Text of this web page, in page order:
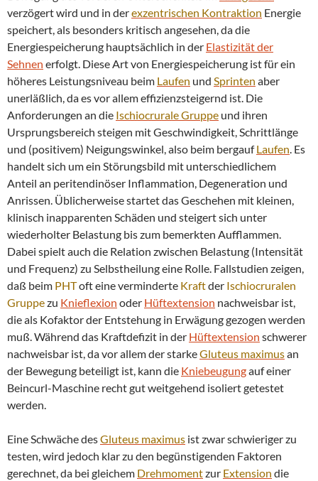
verzögert wird und in derexzentrischen Kontraktion Energie
speichert, als besonders kritisch angesehen, da die
Energiespeicherung hauptsächlich in der Elastizität der
Sehnen erfolgt. Diese Art von Energiespeicherung ist für ein
höheres Leistungsniveau beim Laufen und Sprinten aber
unerläßlich, da es vor allem effizienzsteigernd ist. Die
Anforderungen an die Ischiocrurale Gruppe und ihren
Ursprungsbereich steigen mit Geschwindigkeit, Schrittlänge
und (positivem) Neigungswinkel, also beim bergaufLaufen. Es
handelt sich um ein Störungsbild mit unterschiedlichem
Anteil an peritendinöser Inflammation, Degeneration und
Anrissen. Üblicherweise startet das Geschehen mit kleinen,
klinisch inapparenten Schäden und steigert sich unter
wiederholter Belastung bis zum bemerkten Aufflammen.
Dabei spielt auch die Relation zwischen Belastung (Intensität
und Frequenz) zu Selbstheilung eine Rolle. Fallstudien zeigen,
daß beim PHToft eine verminderte Kraftder Ischiocruralen
Gruppezu Knieflexion oder Hüftextension nachweisbar ist,
die als Kofaktor der Entstehung in Erwägung gezogen werden
muß. Während das Kraftdefizit in der Hüftextension schwerer
nachweisbar ist, da vor allem der starkeGluteus maximusan
der Bewegung beteiligt ist, kann die Kniebeugungauf einer
Beincurl-Maschine recht gut weitgehend isoliert getestet
werden.
Eine Schwäche desGluteus maximus ist zwar schwieriger zu
testen, wird jedoch klar zu den begünstigenden Faktoren
gerechnet, da bei gleichem Drehmomentzur Extension die